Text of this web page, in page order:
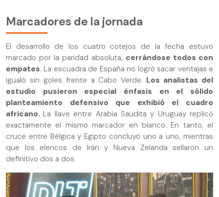
Marcadores de la jornada
El desarrollo de los cuatro cotejos de la fecha estuvo
marcado por la paridad absoluta, cerrándose todos con
empates. La escuadra de España no logró sacar ventajas e
igualó sin goles frente a Cabo Verde. Los analistas del
estudio pusieron especial énfasis en el sólido
planteamiento defensivo que exhibió el cuadro
africano. La llave entre Arabia Saudita y Uruguay replicó
exactamente el mismo marcador en blanco. En tanto, el
cruce entre Bélgica y Egipto concluyó uno a uno, mientras
que los elencos de Irán y Nueva Zelanda sellaron un
definitivo dos a dos.